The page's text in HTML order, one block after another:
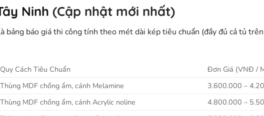
Ninh (Cập nhật mới nhất)
báo giá thi công tính theo mét dài kép tiêu chuẩn (đầy đủ cả tủ
Quy Cách Tiêu Chuẩn
Đơn Giá (VNĐ /
Thùng MDF chống ẩm, cánh Melamine
3.600.000 –
Thùng MDF chống ẩm, cánh Acrylic noline
4.800.000 –